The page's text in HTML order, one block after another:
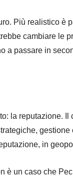
Più realistico è
cambiare le
a passare in
la reputazione. Il
gestione
in
è un caso che